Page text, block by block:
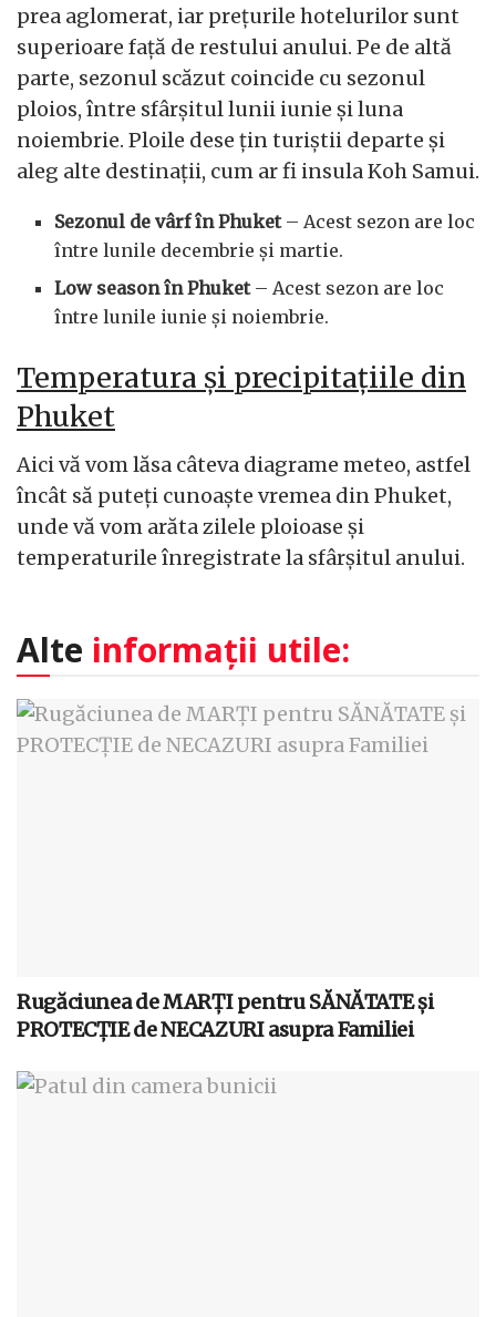
prea aglomerat, iar prețurile hotelurilor sunt
superioare față de restului anului. Pe de altă
parte, sezonul scăzut coincide cu sezonul
ploios, între sfârșitul lunii iunie și luna
noiembrie. Ploile dese țin turiștii departe și
aleg alte destinații, cum ar fi insula Koh Samui.
Sezonul de vârf în Phuket– Acest sezon are loc
între lunile decembrie și martie.
Low season în Phuket– Acest sezon are loc
între lunile iunie și noiembrie.
Temperatura și precipitațiile din
Phuket
Aici vă vom lăsa câteva diagrame meteo, astfel
încât să puteți cunoaște vremea din Phuket,
unde vă vom arăta zilele ploioase și
temperaturile înregistrate la sfârșitul anului.
Alte informații utile:
Rugăciunea de MARȚI pentru SĂNĂTATE și
PROTECȚIE de NECAZURI asupra Familiei